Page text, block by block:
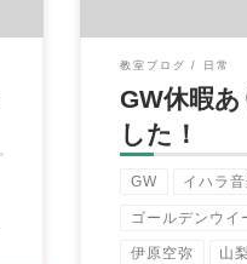
教室ブログ 日常
GW休暇
した！
GW イハラ
ゴールデンウイ
伊原空弥 山梨